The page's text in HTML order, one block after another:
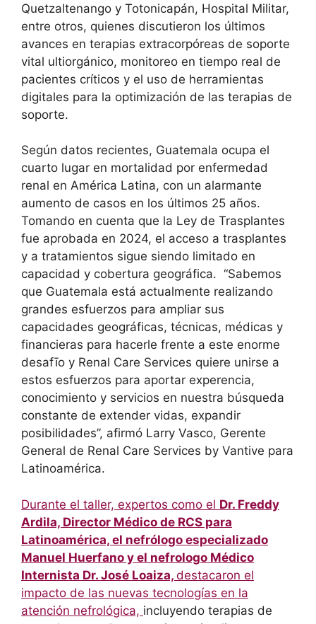
Quetzaltenango y Totonicapán, Hospital Militar,
entre otros, quienes discutieron los últimos
avances en terapias extracorpóreas de soporte
vital ultiorgánico, monitoreo en tiempo real de
pacientes críticos y el uso de herramientas
digitales para la optimización de las terapias de
soporte.
Según datos recientes, Guatemala ocupa el
cuarto lugar en mortalidad por enfermedad
renal en América Latina, con un alarmante
aumento de casos en los últimos 25 años.
Tomando en cuenta que la Ley de Trasplantes
fue aprobada en 2024, el acceso a trasplantes
y a tratamientos sigue siendo limitado en
capacidad y cobertura geográfica. “Sabemos
que Guatemala está actualmente realizando
grandes esfuerzos para ampliar sus
capacidades geográficas, técnicas, médicas y
financieras para hacerle frente a este enorme
desafīo y Renal Care Services quiere unirse a
estos esfuerzos para aportar experencia,
conocimiento y servicios en nuestra búsqueda
constante de extender vidas, expandir
posibilidades”, afirmó Larry Vasco, Gerente
General de Renal Care Services by Vantive para
Latinoamérica.
Durante el taller, expertos como el Dr. Freddy
Ardila, Director Médico de RCS para
Latinoamérica, el nefrólogo especializado
Manuel Huerfano y el nefrologo Médico
Internista Dr. José Loaiza, destacaron el
impacto de las nuevas tecnologías en la
atención nefrológica, incluyendo terapias de